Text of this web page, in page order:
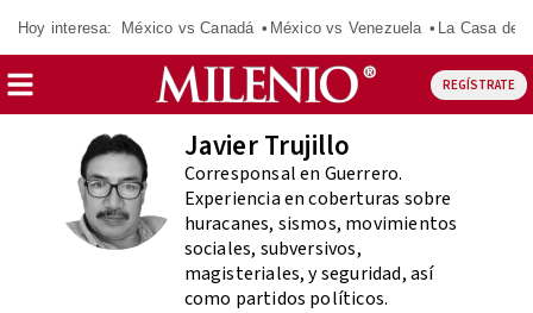
Hoy interesa: México vs Canadá México vs Venezuela La Casa de
REGÍSTRATE
Javier Trujillo
Corresponsal en Guerrero.
Experiencia en coberturas sobre
huracanes, sismos, movimientos
sociales, subversivos,
magisteriales, y seguridad, así
como partidos políticos.